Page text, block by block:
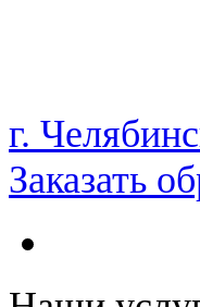
НАМ
г.
Заказать